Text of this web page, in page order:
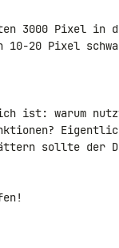
3000 Pixel in
20 Pixel
ist: warum
sollte der